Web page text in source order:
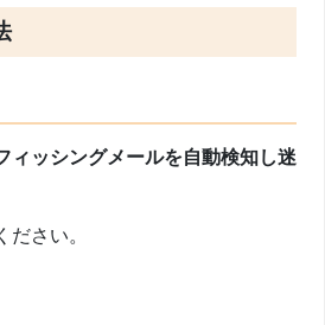
ィッシングメールを自動検知し迷
さい。